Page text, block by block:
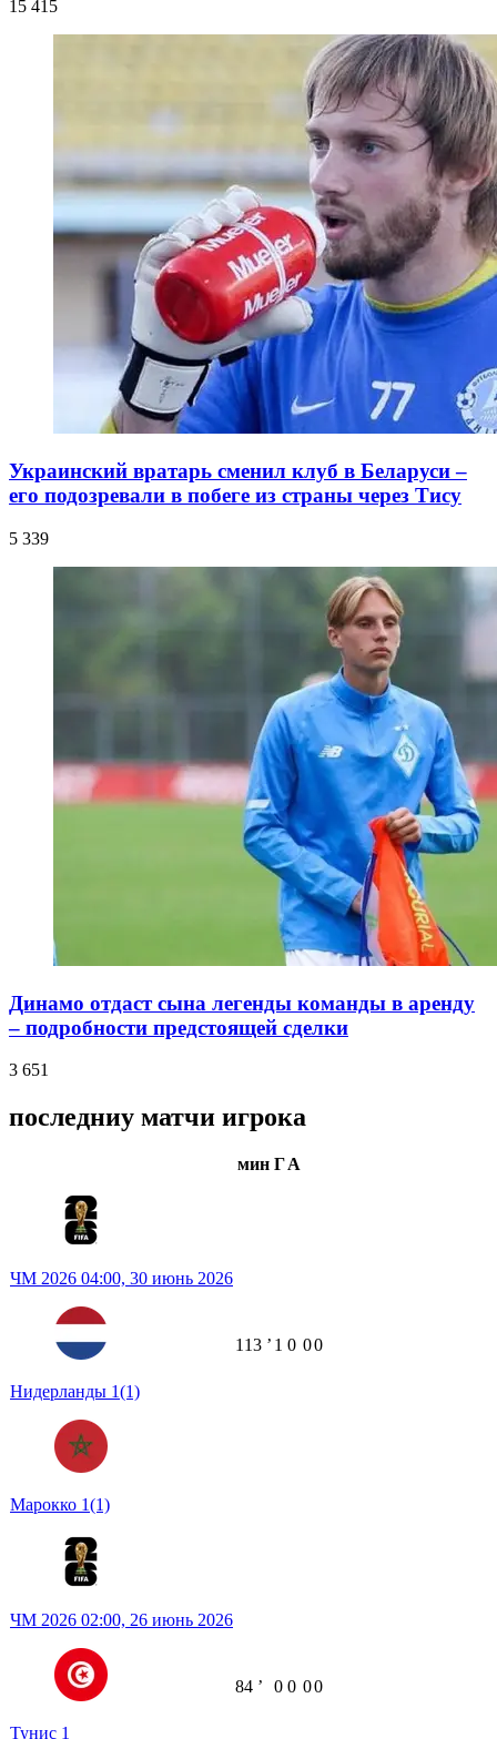
15 415
Украинский вратарь сменил клуб в Беларуси –
его подозревали в побеге из страны через Тису
5 339
Динамо отдаст сына легенды команды в аренду
– подробности предстоящей сделки
3 651
последниу матчи игрока
мин ГА
ЧМ 2026 04:00, 30 июнь 2026
Нидерланды 1(1)
Марокко 1(1)
113 ʼ 1 0 00
ЧМ 2026 02:00, 26 июнь 2026
Тунис 1
84 ʼ 0 0 00